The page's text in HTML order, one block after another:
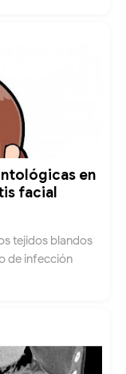
en
facial
tejidos blandos
de infección